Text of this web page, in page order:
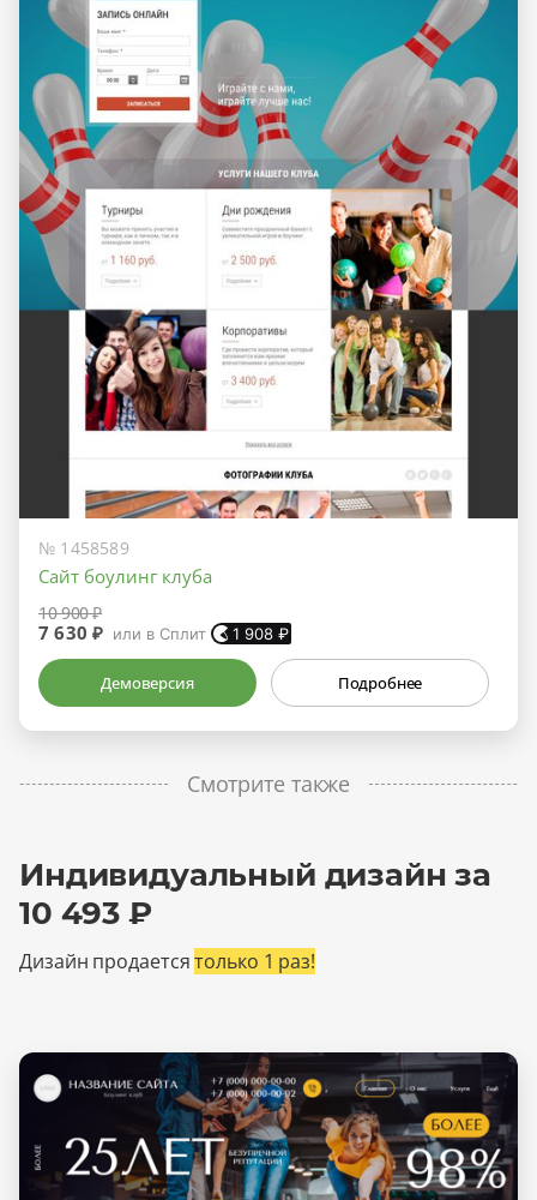
№ 1458589
Сайт боулинг клуба
10 900 ₽
7 630 ₽ или в Сплит 1 908 ₽
Демоверсия Подробнее
Смотрите также
Индивидуальный дизайн за
10 493 ₽
Дизайн продаетсятолько 1 раз!